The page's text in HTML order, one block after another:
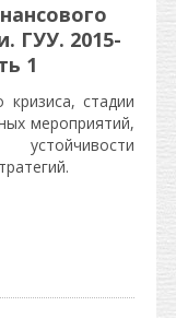
ГУУ. 2015-
1
стадии
мероприятий,